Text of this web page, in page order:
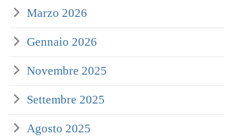
Marzo 2026
Gennaio 2026
Novembre 2025
Settembre 2025
Agosto 2025